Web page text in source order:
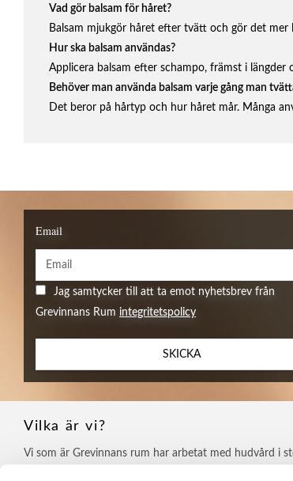
Vad gör balsam för håret?
Balsam mjukgör håret efter tvätt och gör det mer
Hur ska balsam användas?
Applicera balsam efter schampo, främst i längder
Behöver man använda balsam varje gång man
Det beror på hårtyp och hur håret mår. Många
Email
Jag samtycker till att ta emot nyhetsbrev från
Grevinnans Rum integritetspolicy
SKICKA
Vilka är vi?
Vi som är Grevinnans rum har arbetat med hudvård i